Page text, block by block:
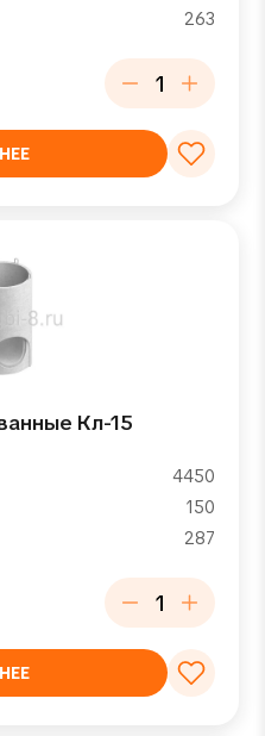
263
Кл-15
4450
150
287